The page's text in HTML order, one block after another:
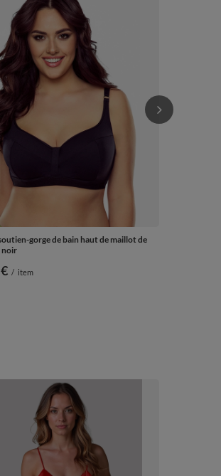
gorge de bain haut de maillot de
noir
/ item